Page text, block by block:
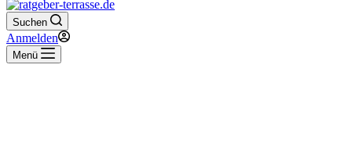
Suchen
Anmelden
Menü